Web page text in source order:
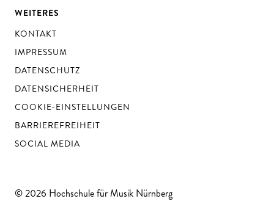
WEITERES
KONTAKT
IMPRESSUM
DATENSCHUTZ
DATENSICHERHEIT
COOKIE-EINSTELLUNGEN
BARRIEREFREIHEIT
SOCIAL MEDIA
© 2026 Hochschule für Musik Nürnberg